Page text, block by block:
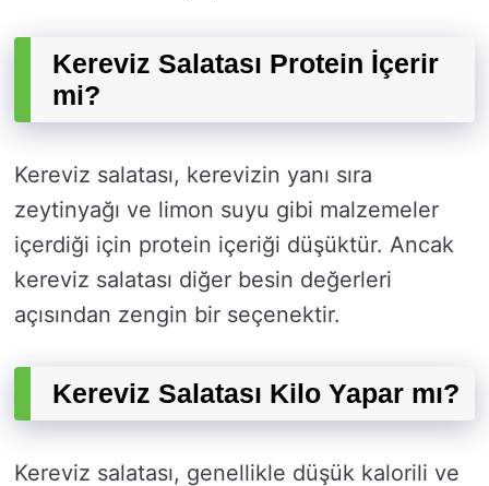
Kereviz Salatası Protein İçerir
mi?
Kereviz salatası, kerevizin yanı sıra
zeytinyağı ve limon suyu gibi malzemeler
içerdiği için protein içeriği düşüktür. Ancak
kereviz salatası diğer besin değerleri
açısından zengin bir seçenektir.
Kereviz Salatası Kilo Yapar mı?
Kereviz salatası, genellikle düşük kalorili ve